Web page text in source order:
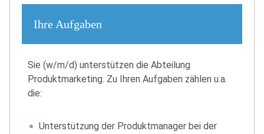
Ihre Aufgaben
Sie (w/m/d) unterstützen die Abteilung
Produktmarketing. Zu Ihren Aufgaben zählen u.a.
die:
Unterstützung der Produktmanager bei der